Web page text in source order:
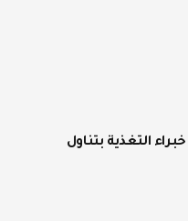
التغذية بتناول